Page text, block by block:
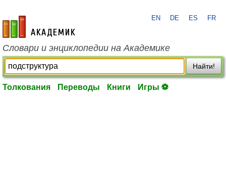
academic.ru
EN DE ES FR
Словари и энциклопедии на Академике
Найти!
Толкования Переводы Книги Игры ⚽